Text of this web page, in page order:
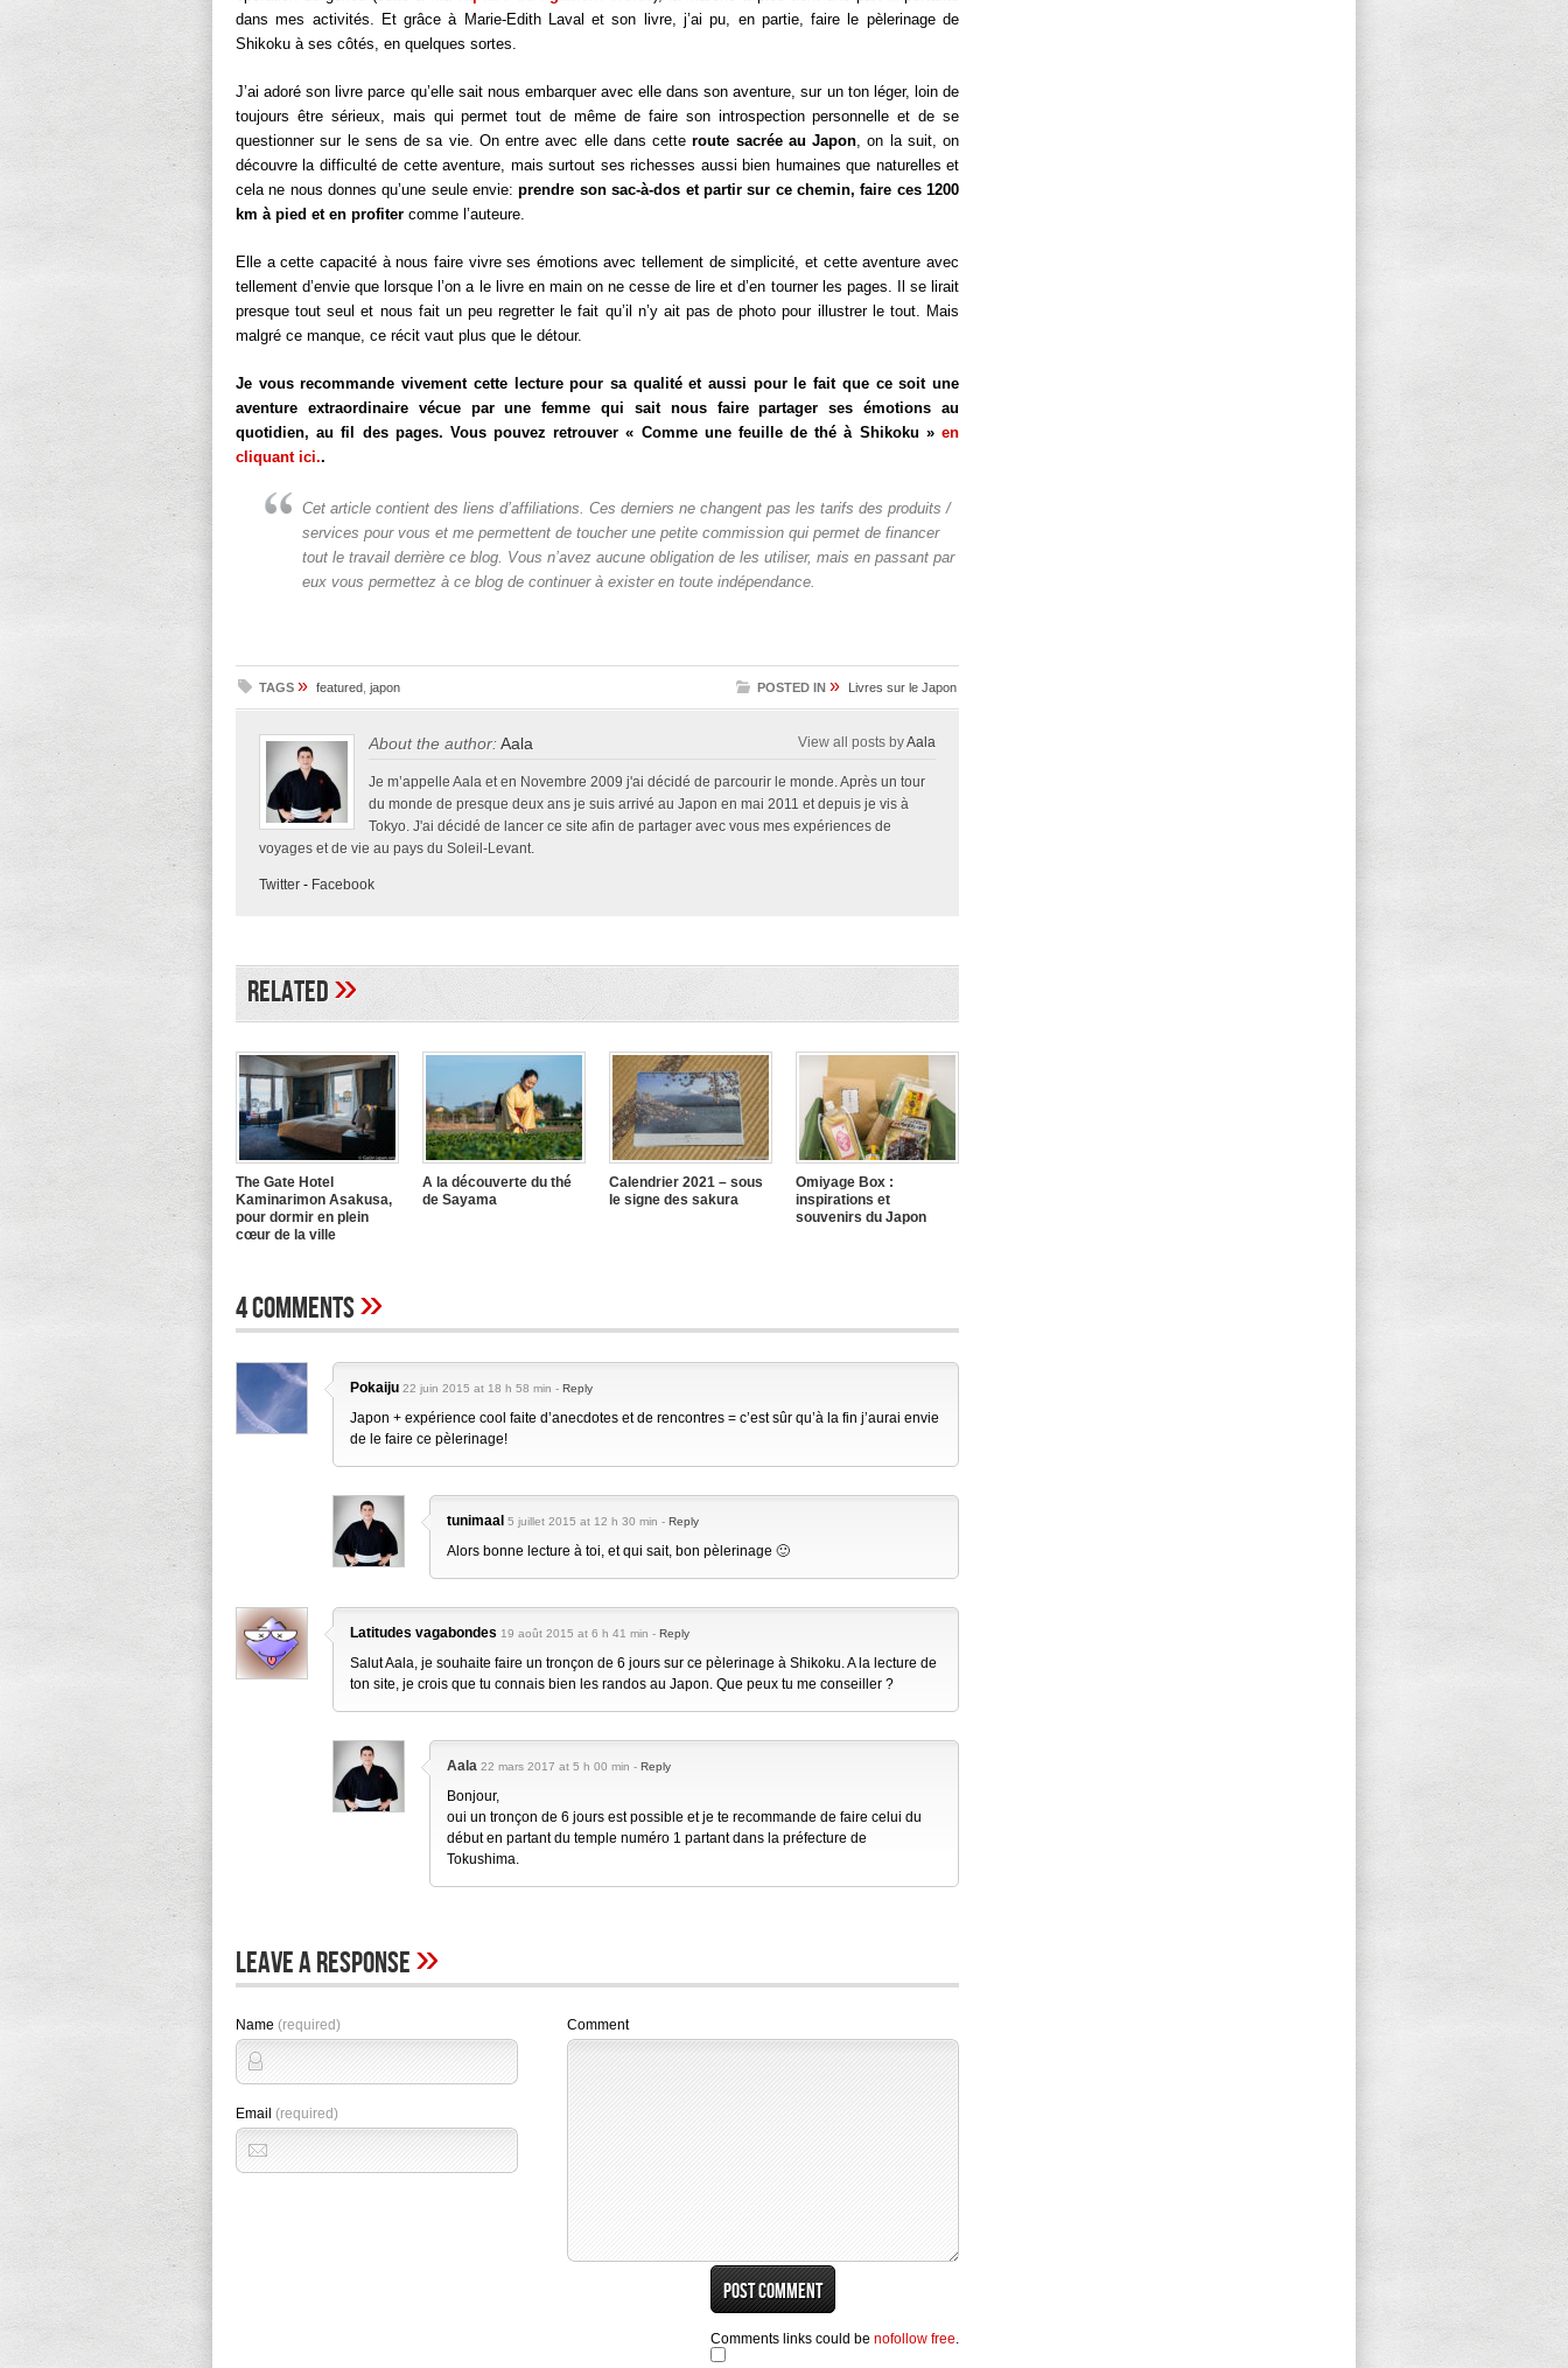
dans mes activités. Et grâce à Marie-Edith Laval et son livre, j’ai pu, en partie, faire le pèlerinage de
Shikoku à ses côtés, en quelques sortes.
J’ai adoré son livre parce qu’elle sait nous embarquer avec elle dans son aventure, sur un ton léger, loin de
toujours être sérieux, mais qui permet tout de même de faire son introspection personnelle et de se
questionner sur le sens de sa vie. On entre avec elle dans cetteroute sacrée au Japon, on la suit, on
découvre la difficulté de cette aventure, mais surtout ses richesses aussi bien humaines que naturelles et
cela ne nous donnes qu’une seule envie:prendre son sac-à-dos et partir sur ce chemin, faire ces 1200
km à pied et en profiter comme l’auteure.
Elle a cette capacité à nous faire vivre ses émotions avec tellement de simplicité, et cette aventure avec
tellement d’envie que lorsque l’on a le livre en main on ne cesse de lire et d’en tourner les pages. Il se lirait
presque tout seul et nous fait un peu regretter le fait qu’il n’y ait pas de photo pour illustrer le tout. Mais
malgré ce manque, ce récit vaut plus que le détour.
Je vous recommande vivement cette lecture pour sa qualité et aussi pour le fait que ce soit une
aventure extraordinaire vécue par une femme qui sait nous faire partager ses émotions au
quotidien, au fil des pages. Vous pouvez retrouver « Comme une feuille de thé à Shikoku » en
cliquant ici..
Cet article contient des liens d’affiliations. Ces derniers ne changent pas les tarifs des produits /
services pour vous et me permettent de toucher une petite commission qui permet de financer
tout le travail derrière ce blog. Vous n’avez aucune obligation de les utiliser, mais en passant par
eux vous permettez à ce blog de continuer à exister en toute indépendance.
TAGS » featured japon POSTED IN » Livres sur le Japon
About the author:Aala View all posts byAala
Je m’appelle Aala et en Novembre 2009 j'ai décidé de parcourir le monde. Après un tour
du monde de presque deux ans je suis arrivé au Japon en mai 2011 et depuis je vis à
Tokyo. J'ai décidé de lancer ce site afin de partager avec vous mes expériences de
voyages et de vie au pays du Soleil-Levant.
Twitter - Facebook
Related»
The Gate Hotel
Kaminarimon Asakusa,
pour dormir en plein
cœur de la ville
A la découverte du thé
de Sayama
Calendrier 2021 – sous
le signe des sakura
Omiyage Box :
inspirations et
souvenirs du Japon
4 Comments»
Pokaiju 22 juin 2015 at 18 h 58 min - Reply
Japon + expérience cool faite d’anecdotes et de rencontres = c’est sûr qu’à la fin j’aurai envie
de le faire ce pèlerinage!
tunimaal 5 juillet 2015 at 12 h 30 min - Reply
Alors bonne lecture à toi, et qui sait, bon pèlerinage 🙂
Latitudes vagabondes 19 août 2015 at 6 h 41 min - Reply
Salut Aala, je souhaite faire un tronçon de 6 jours sur ce pèlerinage à Shikoku. A la lecture de
ton site, je crois que tu connais bien les randos au Japon. Que peux tu me conseiller ?
Aala 22 mars 2017 at 5 h 00 min - Reply
Bonjour,
oui un tronçon de 6 jours est possible et je te recommande de faire celui du
début en partant du temple numéro 1 partant dans la préfecture de
Tokushima.
Leave A Response»
Name (required)
Email (required)
Comment
Comments links could be nofollow free.